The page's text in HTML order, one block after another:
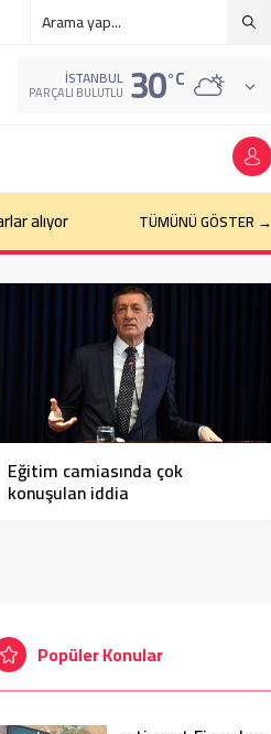
İSTANBUL
PARÇALI BULUTLU 30°C
alıyor TÜMÜNÜ GÖSTER →
Eğitim camiasında çok
konuşulan iddia
Popüler Konular